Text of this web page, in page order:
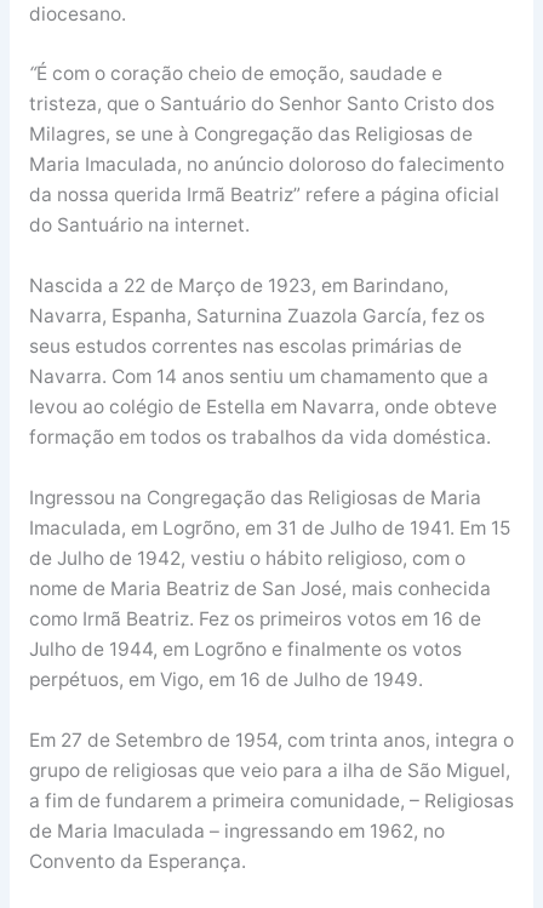
diocesano.
“É com o coração cheio de emoção, saudade e
tristeza, que o Santuário do Senhor Santo Cristo dos
Milagres, se une à Congregação das Religiosas de
Maria Imaculada, no anúncio doloroso do falecimento
da nossa querida Irmã Beatriz” refere a página oficial
do Santuário na internet.
Nascida a 22 de Março de 1923, em Barindano,
Navarra, Espanha, Saturnina Zuazola García, fez os
seus estudos correntes nas escolas primárias de
Navarra. Com 14 anos sentiu um chamamento que a
levou ao colégio de Estella em Navarra, onde obteve
formação em todos os trabalhos da vida doméstica.
Ingressou na Congregação das Religiosas de Maria
Imaculada, em Logrõno, em 31 de Julho de 1941. Em 15
de Julho de 1942, vestiu o hábito religioso, com o
nome de Maria Beatriz de San José, mais conhecida
como Irmã Beatriz. Fez os primeiros votos em 16 de
Julho de 1944, em Logrõno e finalmente os votos
perpétuos, em Vigo, em 16 de Julho de 1949.
Em 27 de Setembro de 1954, com trinta anos, integra o
grupo de religiosas que veio para a ilha de São Miguel,
a fim de fundarem a primeira comunidade, – Religiosas
de Maria Imaculada – ingressando em 1962, no
Convento da Esperança.